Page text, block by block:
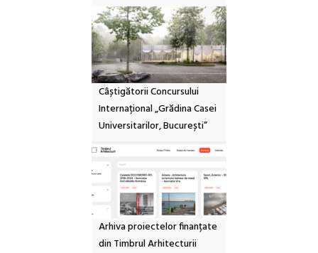
Câștigătorii Concursului
Internațional „Grădina Casei
Universitarilor, București”
Arhiva proiectelor finanțate
din Timbrul Arhitecturii